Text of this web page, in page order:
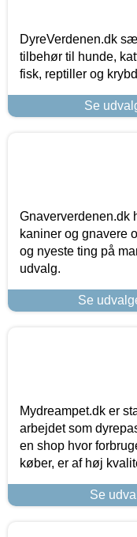
DyreVerdenen.dk
tilbehør til hunde,
fisk, reptiller og
Se
Gnaververdenen.dk
kaniner og gnavere
og nyeste ting på
udvalg.
Se
Mydreampet.dk er
arbejdet som
en shop hvor
køber, er af høj
Se